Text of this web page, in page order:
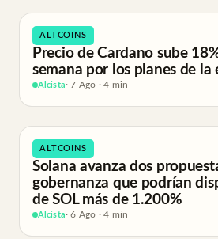
ALTCOINS
Precio de Cardano sube
semana por los planes de la
Alcista· 7 Ago · 4 min
ALTCOINS
Solana avanza dos
gobernanza que podrían
de SOL más de 1.200%
Alcista· 6 Ago · 4 min